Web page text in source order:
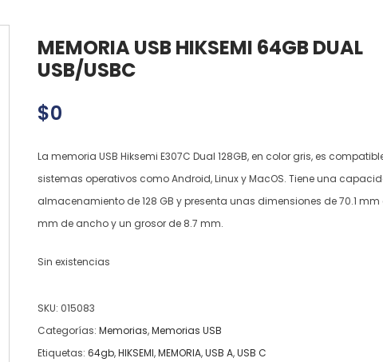
MEMORIA USB HIKSEMI 64GB DUAL
USB/USBC
$0
La memoria USB Hiksemi E307C Dual 128GB, en color gris, es
sistemas operativos como Android, Linux y MacOS. Tiene una
almacenamiento de 128 GB y presenta unas dimensiones de 70.1 mm
mm de ancho y un grosor de 8.7 mm.
Sin existencias
SKU: 015083
Categorías: Memorias,Memorias USB
Etiquetas: 64gb,HIKSEMI,MEMORIA,USB A,USB C